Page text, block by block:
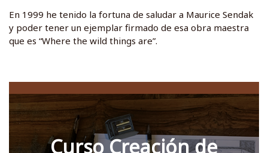
En 1999 he tenido la fortuna de saludar a Maurice Sendak
y poder tener un ejemplar firmado de esa obra maestra
que es “Where the wild things are”.
Curso Creación de